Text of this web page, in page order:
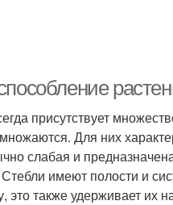
присутствует
Для них
слабая и
имеют полости и
это также удерживает их